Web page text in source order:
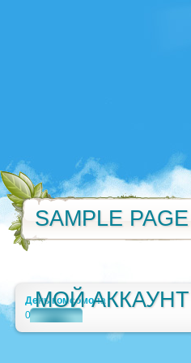
SAMPLE PAGE
МОЙ АККАУНТ
День комсомола
0